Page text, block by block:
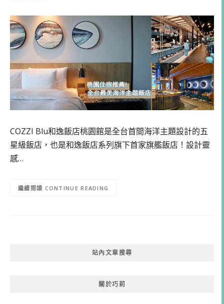
COZZI Blu和逸飯店桃園館是全台首間海洋主題設計的五
星級飯店，也是和逸飯店系列旗下首家旗艦飯店！設計靈
感…
CONTINUE READING
站內文章搜尋
關於巧莉